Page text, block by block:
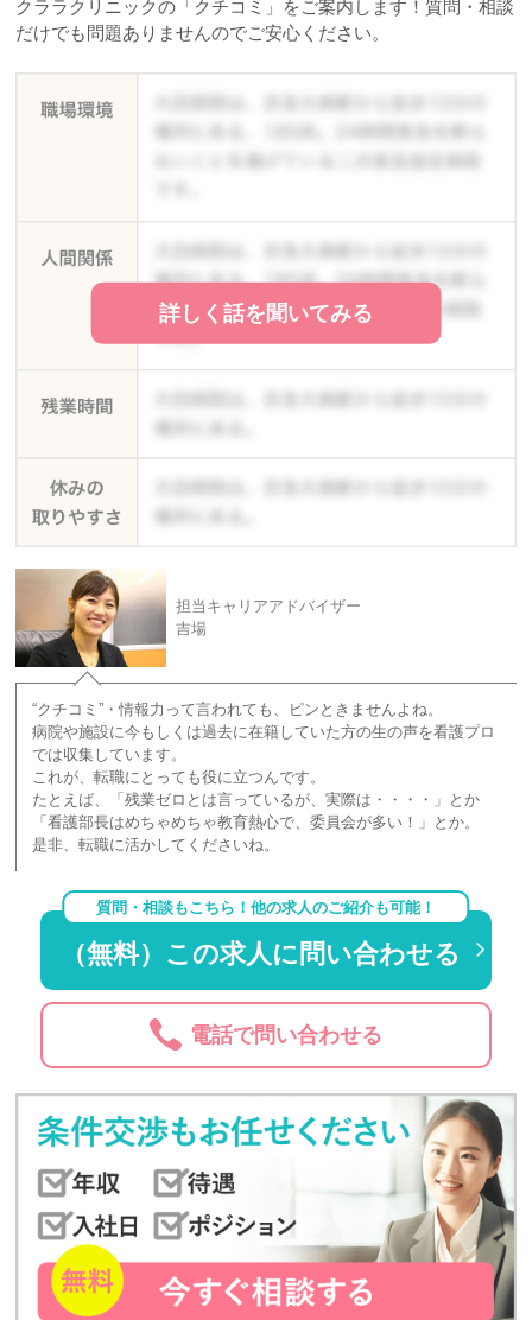
クララクリニックの「クチコミ」をご案内します！質問・相談
だけでも問題ありませんのでご安心ください。
詳しく話を聞いてみる
担当キャリアアドバイザー
吉場
“クチコミ”・情報力って言われても、ピンときませんよね。
病院や施設に今もしくは過去に在籍していた方の生の声を看護プロ
では収集しています。
これが、転職にとっても役に立つんです。
たとえば、「残業ゼロとは言っているが、実際は・・・・」とか
「看護部長はめちゃめちゃ教育熱心で、委員会が多い！」とか。
是非、転職に活かしてくださいね。
質問・相談もこちら！他の求人のご紹介も可能！
（無料）この求人に問い合わせる
電話で問い合わせる